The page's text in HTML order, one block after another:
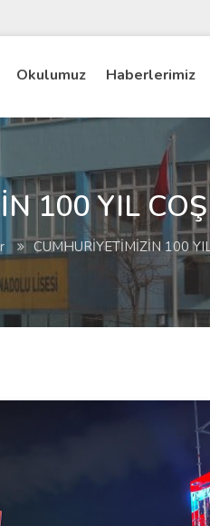
Okulumuz Haberlerimiz
100 YIL
CUMHURİYETİMİZİN 100